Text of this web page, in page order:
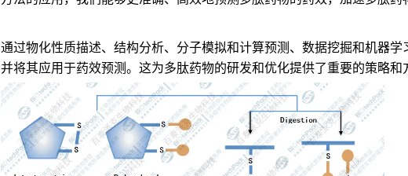
通过物化性质描述、结构分析、分子模拟和计算预测、数据挖掘和机器
并将其应用于药效预测。这为多肽药物的研发和优化提供了重要的策略和